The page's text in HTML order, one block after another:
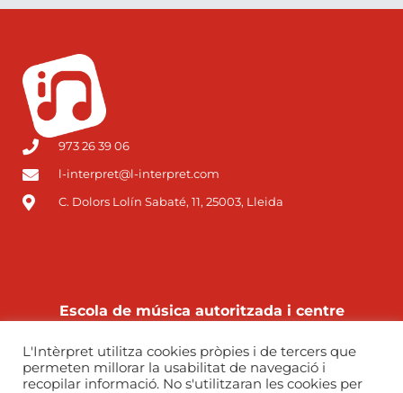
973 26 39 06
l-interpret@l-interpret.com
C. Dolors Lolín Sabaté, 11, 25003, Lleida
Escola de música autoritzada i centre
Departament d’Educació de la Generalitat de
Catalunya
L'Intèrpret utilitza cookies pròpies i de tercers que
permeten millorar la usabilitat de navegació i
recopilar informació. No s'utilitzaran les cookies per